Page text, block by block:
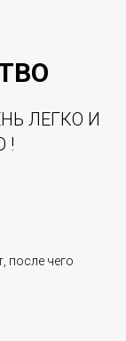
ЛЕГКО И
!
после чего